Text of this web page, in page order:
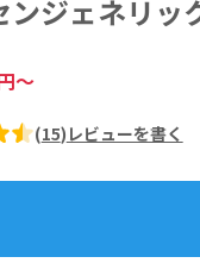
ンジェネリッ
～
(15) レビューを書く